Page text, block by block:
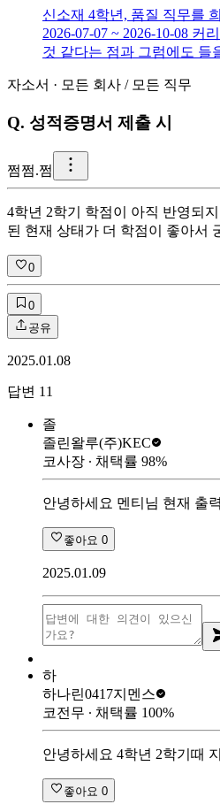
신소재 4학년, 품질 직무를
2026-07-07 ~ 2026-10-08
것 같다는 점과 그럼에도 들
자소서 · 모든 회사 / 모든 직무
Q. 성적증명서 제출 시
쩜쩜.쩜
4학년 2학기 학점이 아직 반영되
된 현재 상태가 더 학점이 좋아서
0
0
공유
2025.01.08
답변 11
졸
졸린왈루(주)KEC
코사장 ∙ 채택률 98%
안녕하세요 멘티님 현재 출
좋아요 0
2025.01.09
하
하나린0417지멘스
코전무 ∙ 채택률 100%
안녕하세요 4학년 2학기때
좋아요 0